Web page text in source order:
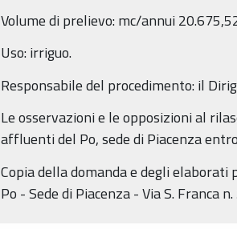
Volume di prelievo: mc/annui
Uso: irriguo.
Responsabile del procedimento: il
Le osservazioni e le opposizioni al
affluenti del Po, sede di Piacenza
Copia della domanda e degli
Po - Sede di Piacenza - Via S. Franca